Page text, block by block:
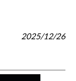
2025/12/26